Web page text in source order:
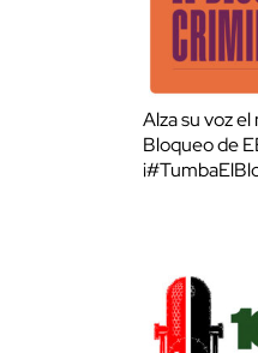
Alza su voz
Bloqueo de